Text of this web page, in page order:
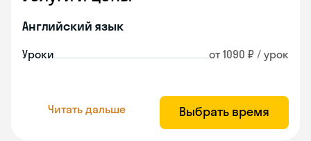
Английский язык
Уроки от 1090 ₽ / урок
Читать дальше Выбрать время